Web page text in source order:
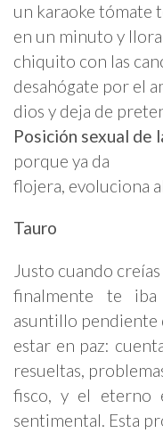
un karaoke tómate
en un minuto y
chiquito con las
desahógate por el
dios y deja de
Posición sexual de
porque ya da
flojera, evoluciona
Tauro
Justo cuando
finalmente te
asuntillo pendiente
estar en paz:
resueltas,
fisco, y el eterno
sentimental. Esta